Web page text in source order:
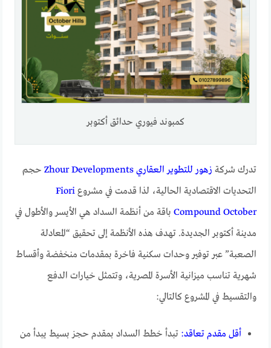
كمبوند فيوري حدائق أكتوبر
تدرك شركة زهور للتطوير العقاري Zhour Developments
حجم
التحديات الاقتصادية الحالية، لذا قدمت في مشروعFiori
Compound October باقة من أنظمة السداد هي الأيسر والأطول في
مدينة أكتوبر الجديدة. تهدف هذه الأنظمة إلى تحقيق “المعادلة
الصعبة” عبر توفير وحدات سكنية فاخرة بمقدمات منخفضة وأقساط
شهرية تناسب ميزانية الأسرة المصرية، وتتمثل خيارات الدفع
والتقسيط في المشروع كالتالي:
أقل مقدم تعاقد: تبدأ خطط السداد بمقدم حجز بسيط يبدأ من